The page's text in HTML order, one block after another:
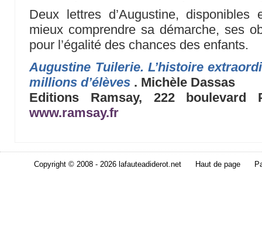
Deux lettres d’Augustine, disponibles
mieux comprendre sa démarche, ses
pour l’égalité des chances des enfants.
Augustine Tuilerie. L’histoire
millions d’élèves . Michèle Dassas
Editions Ramsay, 222 boulevard
www.ramsay.fr
Copyright © 2008 - 2026 lafauteadiderot.net Haut de page